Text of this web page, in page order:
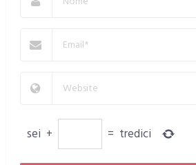
sei + = tredici